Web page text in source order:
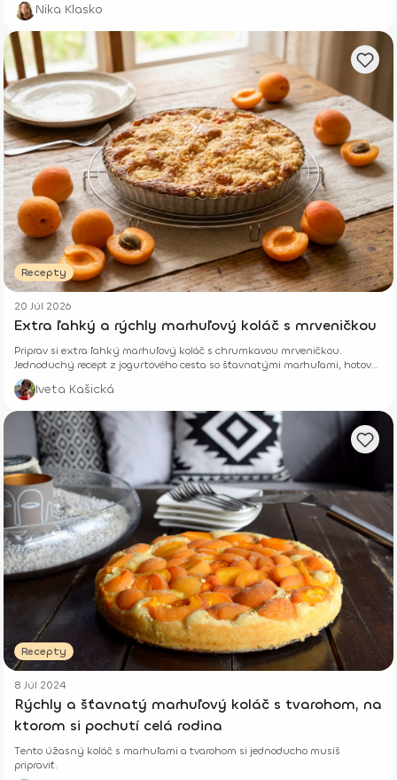
Nika Klasko
Recepty
20 Júl 2026
Extra ľahký a rýchly marhuľový koláč s mrveničkou
Priprav si extra ľahký marhuľový koláč s chrumkavou mrveničkou.
Jednoduchý recept z jogurtového cesta so šťavnatými marhuľami, hotový
z pár surovín.
Iveta Kašická
Recepty
8 Júl 2024
Rýchly a šťavnatý marhuľový koláč s tvarohom, na
ktorom si pochutí celá rodina
Tento úžasný koláč s marhuľami a tvarohom si jednoducho musíš
pripraviť.